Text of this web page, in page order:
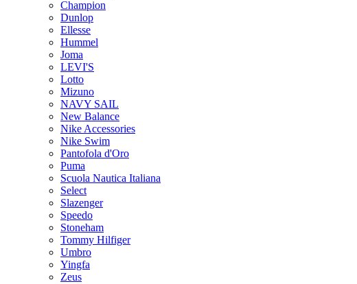
Champion
Dunlop
Ellesse
Hummel
Joma
LEVI'S
Lotto
Mizuno
NAVY SAIL
New Balance
Nike Accessories
Nike Swim
Pantofola d'Oro
Puma
Scuola Nautica Italiana
Select
Slazenger
Speedo
Stoneham
Tommy Hilfiger
Umbro
Yingfa
Zeus